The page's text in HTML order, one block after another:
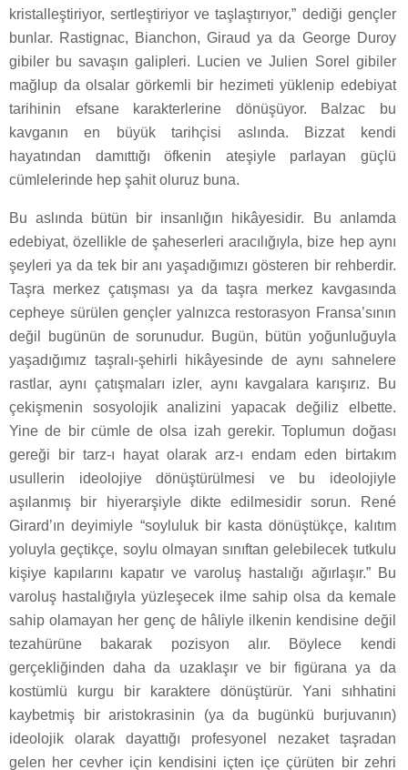
kristalleştiriyor, sertleştiriyor ve taşlaştırıyor,” dediği gençler
bunlar. Rastignac, Bianchon, Giraud ya da George Duroy
gibiler bu savaşın galipleri. Lucien ve Julien Sorel gibiler
mağlup da olsalar görkemli bir hezimeti yüklenip edebiyat
tarihinin efsane karakterlerine dönüşüyor. Balzac bu
kavganın en büyük tarihçisi aslında. Bizzat kendi
hayatından damıttığı öfkenin ateşiyle parlayan güçlü
cümlelerinde hep şahit oluruz buna.
Bu aslında bütün bir insanlığın hikâyesidir. Bu anlamda
edebiyat, özellikle de şaheserleri aracılığıyla, bize hep aynı
şeyleri ya da tek bir anı yaşadığımızı gösteren bir rehberdir.
Taşra merkez çatışması ya da taşra merkez kavgasında
cepheye sürülen gençler yalnızca restorasyon Fransa’sının
değil bugünün de sorunudur. Bugün, bütün yoğunluğuyla
yaşadığımız taşralı-şehirli hikâyesinde de aynı sahnelere
rastlar, aynı çatışmaları izler, aynı kavgalara karışırız. Bu
çekişmenin sosyolojik analizini yapacak değiliz elbette.
Yine de bir cümle de olsa izah gerekir. Toplumun doğası
gereği bir tarz-ı hayat olarak arz-ı endam eden birtakım
usullerin ideolojiye dönüştürülmesi ve bu ideolojiyle
aşılanmış bir hiyerarşiyle dikte edilmesidir sorun. René
Girard’ın deyimiyle “soyluluk bir kasta dönüştükçe, kalıtım
yoluyla geçtikçe, soylu olmayan sınıftan gelebilecek tutkulu
kişiye kapılarını kapatır ve varoluş hastalığı ağırlaşır.” Bu
varoluş hastalığıyla yüzleşecek ilme sahip olsa da kemale
sahip olamayan her genç de hâliyle ilkenin kendisine değil
tezahürüne bakarak pozisyon alır. Böylece kendi
gerçekliğinden daha da uzaklaşır ve bir figürana ya da
kostümlü kurgu bir karaktere dönüştürür. Yani sıhhatini
kaybetmiş bir aristokrasinin (ya da bugünkü burjuvanın)
ideolojik olarak dayattığı profesyonel nezaket taşradan
gelen her cevher için kendisini içten içe çürüten bir zehri